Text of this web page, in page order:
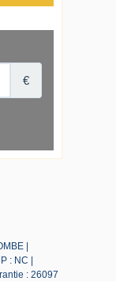
|
: NC |
: 26097